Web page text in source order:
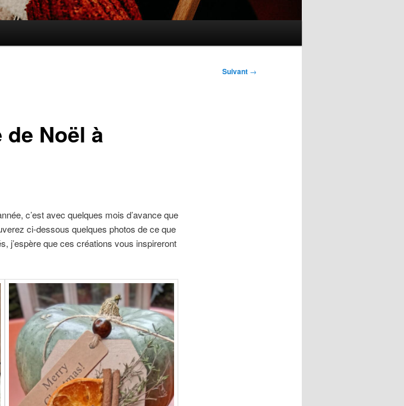
Suivant →
Noël à
c’est avec quelques mois d’avance que
ci-dessous quelques photos de ce que
j’espère que ces créations vous inspireront